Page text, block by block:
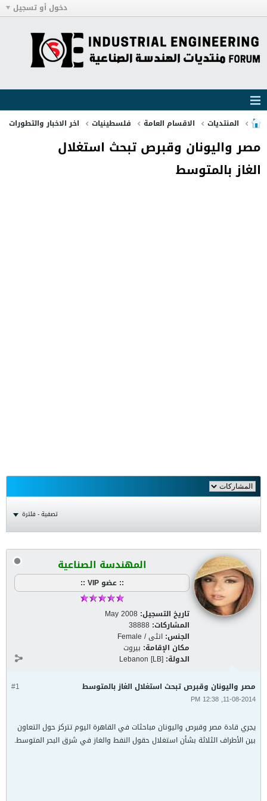
دخول أو تسجيل
المنتديات الاقسام العامة فلسطينيات اخر الاخبار والتطورات
مصر واليونان وقبرص تبحث استغلال
الغاز بالمتوسط
تصفية - فلترة
المهندسة الصناعية
:: عضو VIP ::
تاريخ التسجيل: May 2008
المشاركات: 38888
الجنس: انثى / Female
مكان الإقامة: بيروت
الدولة: Lebanon [LB]
#1 مصر واليونان وقبرص تبحث استغلال الغاز بالمتوسط
11-08-2014, 12:38 PM
يجري قادة مصر وقبرص واليونان مباحثات في القاهرة اليوم تتركز حول التعاون
بين الأطراف الثلاثة بشأن استغلال حقول النفط والغاز في شرق البحر المتوسط.